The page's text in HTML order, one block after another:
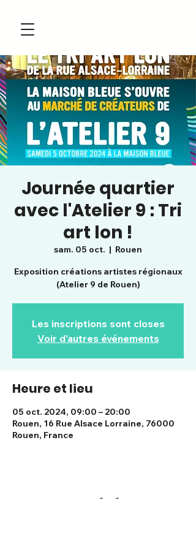
Journée quartier
avec l'Atelier 9 : Tri
art lon !
sam. 05 oct.
  |
Rouen
Exposition créations artistes régionaux
(Atelier 9 de Rouen)
Les inscriptions sont closes
Voir d'autres événements
Heure et lieu
05 oct. 2024, 09:00 – 20:00
Rouen, 16 Rue Alsace Lorraine, 76000
Rouen, France
Partager cet événement